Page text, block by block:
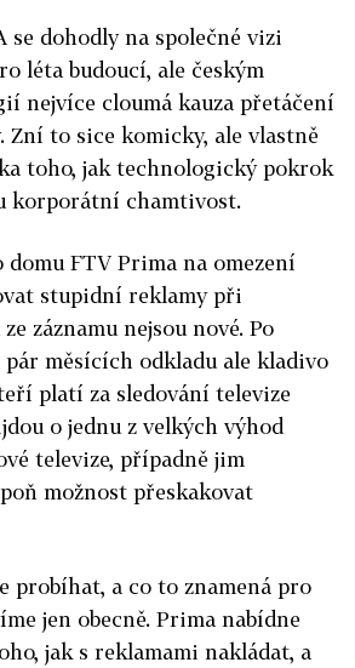
se dohodly na společné vizi
léta budoucí, ale českým
nejvíce cloumá kauza přetáčení
Zní to sice komicky, ale vlastně
toho, jak technologický pokrok
korporátní chamtivost.
FTV Prima na omezení
stupidní reklamy při
záznamu nejsou nové. Po
měsících odkladu ale kladivo
platí za sledování televize
o jednu z velkých výhod
televize, případně jim
možnost přeskakovat
probíhat, a co to znamená pro
jen obecně. Prima nabídne
jak s reklamami nakládat, a